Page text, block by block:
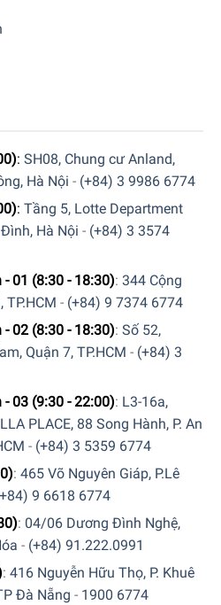
bày bán tại hệ thống
dụng Đức Sài Gòn trên toàn
tiếp vào Hotline:
nhận được những tư vấn chi
Hoặc đặt hàng trực tiếp trên
của Gia dụng Đức Sài Gòn sẽ
với quý khách.
KẾT:
toàn quốc.
: SH08, Chung cư Anland,
Hà Nội - (+84) 3 9986 6774
: Tầng 5, Lotte Department
Hà Nội - (+84) 3 3574
01 (8:30 - 18:30): 344 Cộng
TP.HCM - (+84) 9 7374 6774
02 (8:30 - 18:30): Số 52,
Quận 7, TP.HCM - (+84) 3
03 (9:30 - 22:00): L3-16a,
PLACE, 88 Song Hành, P. An
- (+84) 3 5359 6774
: 465 Võ Nguyên Giáp, P.Lê
9 6618 6774
: 04/06 Dương Đình Nghệ,
- (+84) 91.222.0991
: 416 Nguyễn Hữu Thọ, P. Khuê
Đà Nẵng - 1900 6774